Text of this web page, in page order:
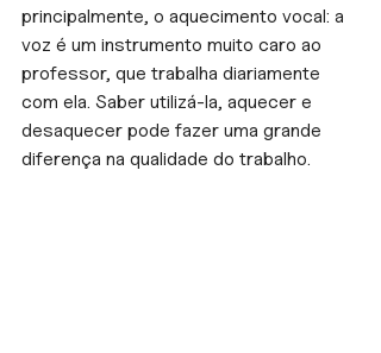
principalmente, o aquecimento vocal: a
voz é um instrumento muito caro ao
professor, que trabalha diariamente
com ela. Saber utilizá-la, aquecer e
desaquecer pode fazer uma grande
diferença na qualidade do trabalho.